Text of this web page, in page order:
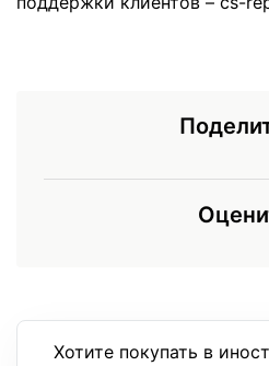
Хотите покупать в